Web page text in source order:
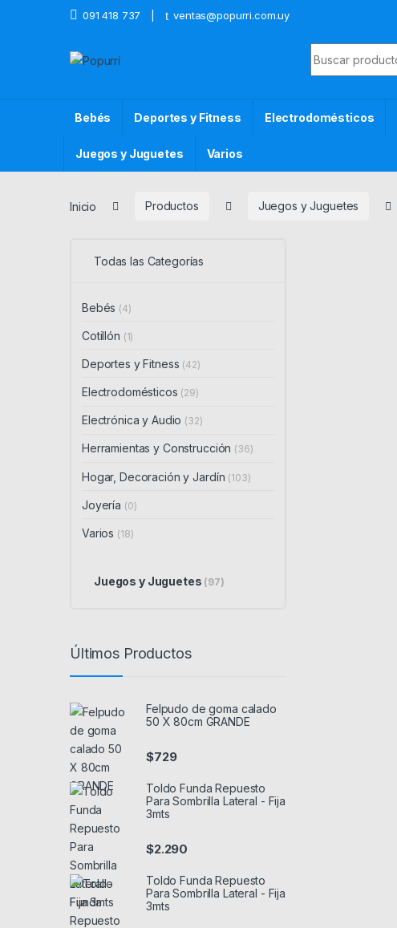
Skip to navigation
Skip to content 091 418 737 ventas@popurri.com.uy
Bebés Deportes y Fitness Electrodomésticos
Juegos y Juguetes Varios
Inicio Productos Juegos y Juguetes
Todas las Categorías
Bebés (4)
Cotillón (1)
Deportes y Fitness (42)
Electrodomésticos (29)
Electrónica y Audio (32)
Herramientas y Construcción (36)
Hogar, Decoración y Jardín (103)
Joyería (0)
Varios (18)
Juegos y Juguetes (97)
Últimos Productos
Felpudo de goma calado
50 X 80cm GRANDE
$729
Toldo Funda Repuesto
Para Sombrilla Lateral - Fija
3mts
$2.290
Toldo Funda Repuesto
Para Sombrilla Lateral - Fija
3mts